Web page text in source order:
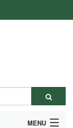
MENU